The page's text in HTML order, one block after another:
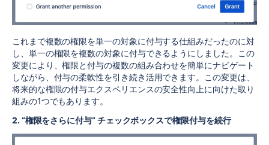
これまで複数の権限を単一の対象に付与する仕組みだったのに対
し、単一の権限を複数の対象に付与できるようにしました。この
変更により、権限と付与の複数の組み合わせを簡単にナビゲート
しながら、付与の柔軟性を引き続き活用できます。この変更は、
将来的な権限の付与エクスペリエンスの安全性向上に向けた取り
組みの1つでもあります。
2. “権限をさらに付与“ チェックボックスで権限付与を続行